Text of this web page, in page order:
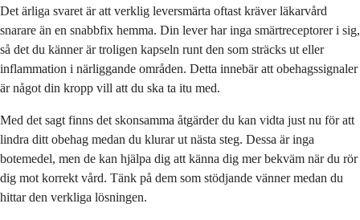
Det ärliga svaret är att verklig leversmärta oftast kräver läkarvård
snarare än en snabbfix hemma. Din lever har inga smärtreceptorer i sig,
så det du känner är troligen kapseln runt den som sträcks ut eller
inflammation i närliggande områden. Detta innebär att obehagssignaler
är något din kropp vill att du ska ta itu med.
Med det sagt finns det skonsamma åtgärder du kan vidta just nu för att
lindra ditt obehag medan du klurar ut nästa steg. Dessa är inga
botemedel, men de kan hjälpa dig att känna dig mer bekväm när du rör
dig mot korrekt vård. Tänk på dem som stödjande vänner medan du
hittar den verkliga lösningen.